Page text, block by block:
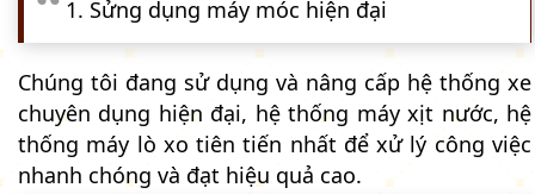
1. Sửng dụng máy móc hiện đại
Chúng tôi đang sử dụng và nâng cấp hệ thống xe
chuyên dụng hiện đại, hệ thống máy xịt nước, hệ
thống máy lò xo tiên tiến nhất để xử lý công việc
nhanh chóng và đạt hiệu quả cao.